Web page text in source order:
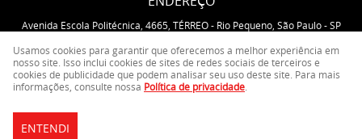
Avenida Escola Politécnica, 4665, TÉRREO- Rio Pequeno, São Paulo-SP
LOJA VIRTUAL CRIADA POR
Usamos cookies para garantir que oferecemos a melhor experiência em
nosso site. Isso inclui cookies de sites de redes sociais de terceiros e
cookies de publicidade que podem analisar seu uso deste site. Para mais
informações, consulte nossa Política de privacidade
ENTENDI